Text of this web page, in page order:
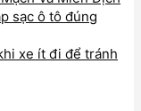
sạc ô tô đúng
xe ít đi để tránh